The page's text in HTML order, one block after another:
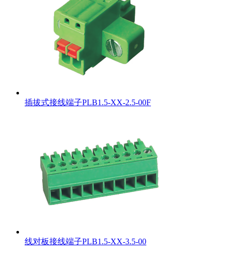
插拔式接线端子PLB1.5-XX-2.5-00F
线对板接线端子PLB1.5-XX-3.5-00